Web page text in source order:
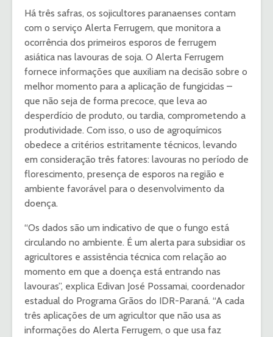
Há três safras, os sojicultores paranaenses contam
com o serviço Alerta Ferrugem, que monitora a
ocorrência dos primeiros esporos de ferrugem
asiática nas lavouras de soja. O Alerta Ferrugem
fornece informações que auxiliam na decisão sobre o
melhor momento para a aplicação de fungicidas –
que não seja de forma precoce, que leva ao
desperdício de produto, ou tardia, comprometendo a
produtividade. Com isso, o uso de agroquímicos
obedece a critérios estritamente técnicos, levando
em consideração três fatores: lavouras no período de
florescimento, presença de esporos na região e
ambiente favorável para o desenvolvimento da
doença.
“Os dados são um indicativo de que o fungo está
circulando no ambiente. É um alerta para subsidiar os
agricultores e assistência técnica com relação ao
momento em que a doença está entrando nas
lavouras”, explica Edivan José Possamai, coordenador
estadual do Programa Grãos do IDR-Paraná. “A cada
três aplicações de um agricultor que não usa as
informações do Alerta Ferrugem, o que usa faz